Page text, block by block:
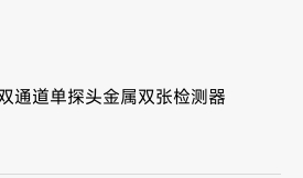
通道单探头金属双张检测器